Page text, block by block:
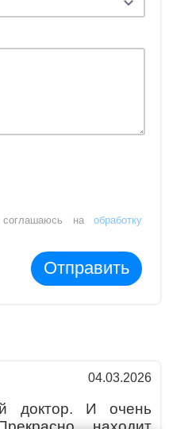
наобработку
Отправить
04.03.2026
доктор. И очень